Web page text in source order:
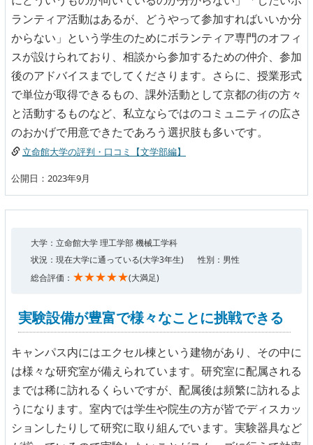
ランティア活動はあるが、どうやって参加すればいいか分
からない」という学生のためにボランティア専門のオフィ
スが設けられており、相談から参加するための仲介、参加
後のアドバイスまでしてくださります。さらに、授業形式
で単位が取得できるもの、課外活動として京都の街の方々
と活動するものなど、私立ならではのコミュニティの広さ
のおかげで用意できたであろう選択肢も多いです。
立命館大学の評判・口コミ【文学部編】
公開日：2023年9月
大学：立命館大学 理工学部 機械工学科
状況：現在大学に通っている(大学3年生)
性別：男性
総合評価： ★★★★★(大満足)
実験設備が豊富で様々なことに挑戦できる
キャンパス内にはエクセル棟という建物があり、その中に
は様々な研究室が備えられています。研究室に配属される
までは稀に訪れるくらいですが、配属後は頻繁に訪れるよ
うになります。室内では学生や院生の方が皆でディスカッ
ションしたりして研究に取り組んでいます。実験器具など